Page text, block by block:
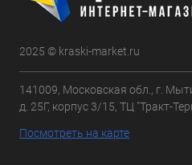
2025 © kraski-market.ru
141009, Московская обл., г.
д. 25Г, корпус 3/15, ТЦ "Тракт-
Посмотреть на карте